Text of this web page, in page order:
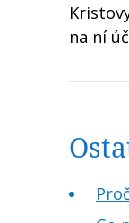
na ní